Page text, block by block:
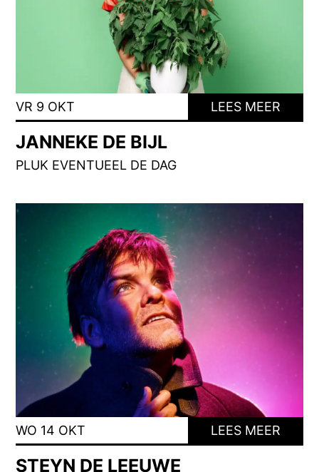
VR 9 OKT LEES MEER
JANNEKE DE BIJL
PLUK EVENTUEEL DE DAG
WO 14 OKT LEES MEER
STEYN DE LEEUWE